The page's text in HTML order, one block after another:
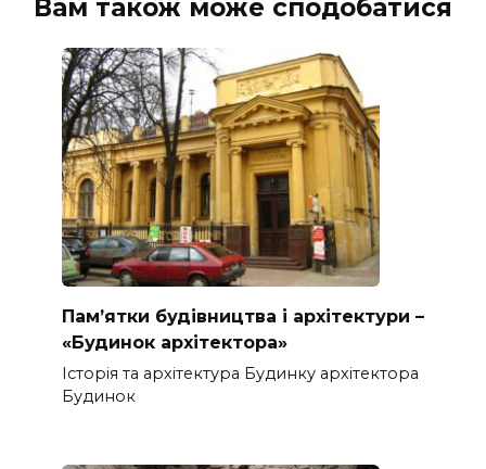
Вам також може сподобатися
Пам’ятки будівництва і архітектури –
«Будинок архітектора»
Історія та архітектура Будинку архітектора
Будинок